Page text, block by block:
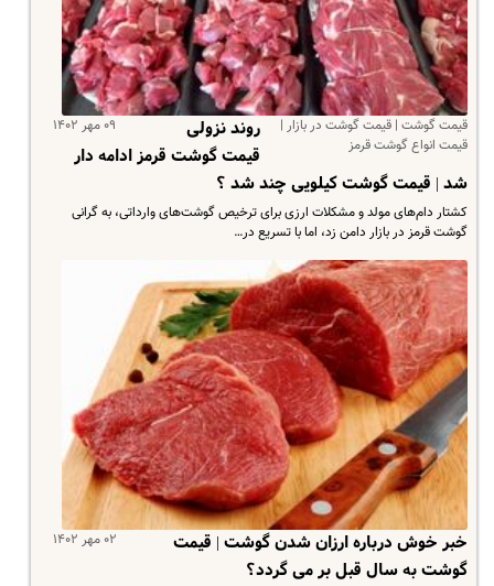
قیمت گوشت | قیمت گوشت در بازار |
قیمت انواع گوشت قرمز
۰۹ مهر ۱۴۰۲
روند نزولی
قیمت‌ گوشت قرمز ادامه دار
شد | قیمت گوشت کیلویی چند شد ؟
کشتار دام‌های مولد و مشکلات ارزی برای ترخیص گوشت‌های وارداتی، به گرانی
گوشت قرمز در بازار دامن زد، اما با تسریع در…
۰۲ مهر ۱۴۰۲
خبر خوش درباره ارزان شدن گوشت | قیمت
گوشت به سال قبل بر می گردد؟